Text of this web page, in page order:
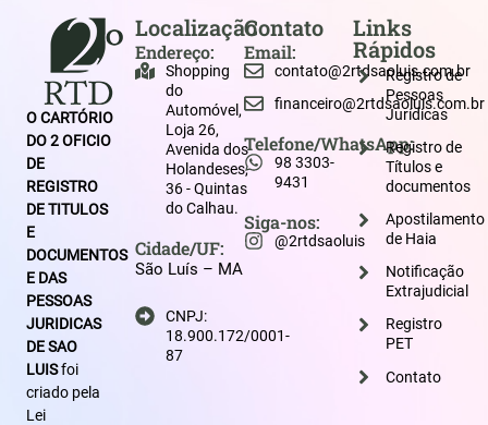
O CARTÓRIO
DO 2 OFICIO
DE
REGISTRO
DE TITULOS
E
DOCUMENTOS
E DAS
PESSOAS
JURIDICAS
DE SAO
LUISfoi
criado pela
Lei
Localização
Endereço:
Shopping
do
Automóvel,
Loja 26,
Avenida dos
Holandeses,
36 - Quintas
do Calhau.
Cidade/UF:
São Luís – MA
CNPJ:
18.900.172/0001-
87
Contato
Email:
contato@2rtdsaoluis.com.br
financeiro@2rtdsaoluis.com.br
Telefone/WhatsApp:
98 3303-
9431
Siga-nos:
@2rtdsaoluis
Links
Rápidos
Registro de
Pessoas
Jurídicas
Registro de
Títulos e
documentos
Apostilamento
de Haia
Notificação
Extrajudicial
Registro
PET
Contato